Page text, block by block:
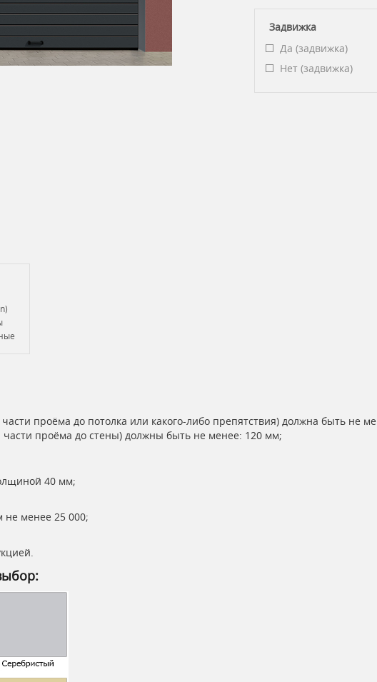
Задвижка
Да (задвижка)
Нет (задвижка)
проёма до потолка или какого-либо препятствия) должна быть не
части проёма до стены) должны быть не менее: 120 мм;
40 мм;
не менее 25 000;